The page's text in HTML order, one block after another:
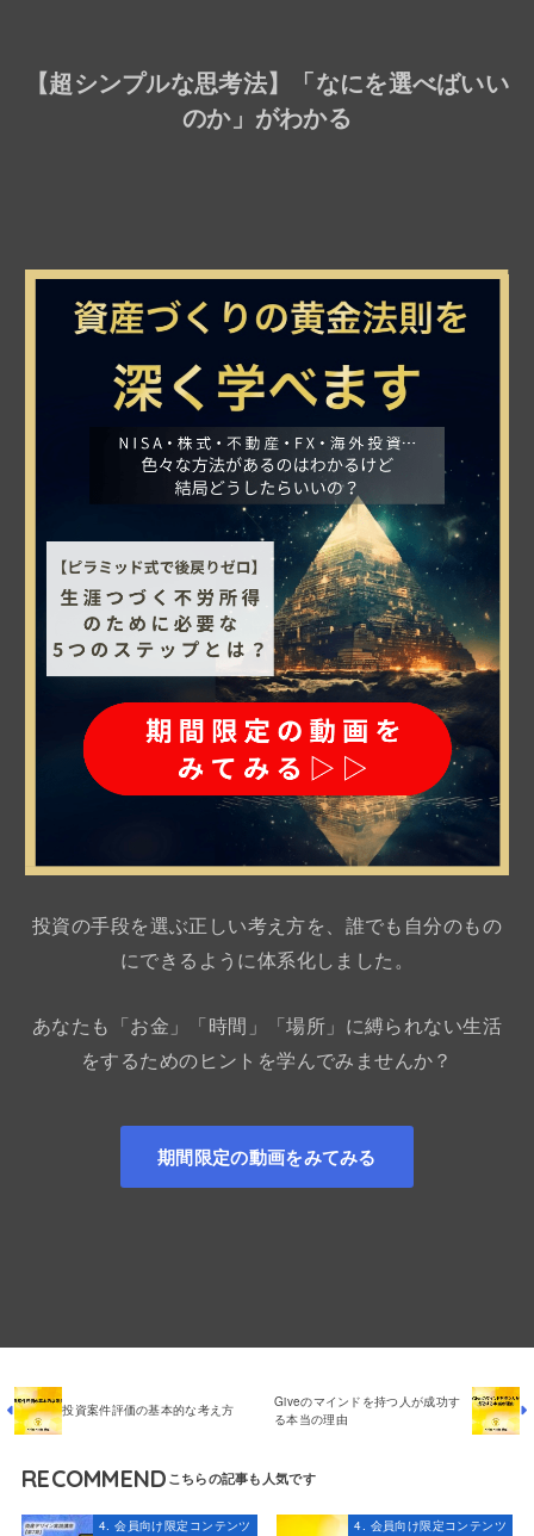
【超シンプルな思考法】「なにを選べばいい
のか」がわかる
投資の手段を選ぶ正しい考え方を、誰でも自分のもの
にできるように体系化しました。
あなたも「お金」「時間」「場所」に縛られない生活
をするためのヒントを学んでみませんか？
期間限定の動画をみてみる
投資案件評価の基本的な考え方
Giveのマインドを持つ人が成功す
る本当の理由
RECOMMEND
4. 会員向け限定コンテンツ 4. 会員向け限定コンテンツ